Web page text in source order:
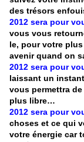
des trésors
2012 sera pour
vous vous
le, pour votre
avenir quand on
2012 sera pour
laissant un
vous permettra
plus libre…
2012 sera pour
choses et ce qui
votre énergie car